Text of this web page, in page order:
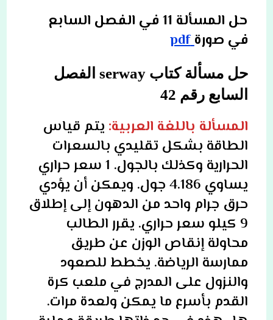
حل المسألة 11 في الفصل السابع
في صورةpdf
حل مسألة كتاب serway الفصل
السابع رقم 42
المسألة باللغة العربية: يتم قياس
الطاقة بشكل تقليدي بالسعرات
الحرارية وكذلك بالجول. 1 سعر حراري
يساوي 4.186 جول. ويمكن أن يؤدي
حرق جرام واحد من الدهون إلى إطلاق
9 كيلو سعر حراري. يقرر الطالب
محاولة إنقاص الوزن عن طريق
ممارسة الرياضة. يخطط للصعود
والنزول على المدرج في ملعب كرة
القدم بأسرع ما يمكن ولعدة مرات.